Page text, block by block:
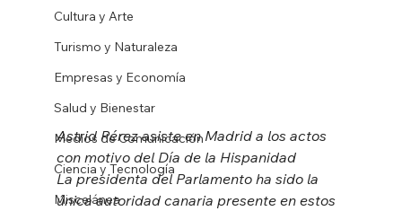
Cultura y Arte
Turismo y Naturaleza
Empresas y Economía
Salud y Bienestar
Medios de Comunicación
Ciencia y Tecnología
Miscelánea
Astrid Pérez asiste en Madrid a los actos
con motivo del Día de la Hispanidad
La presidenta del Parlamento ha sido la
única autoridad canaria presente en estos